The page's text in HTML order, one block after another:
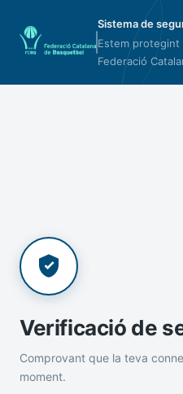
Sistema de
Estem protegint
Federació
Verificació de
Comprovant que la teva
moment.